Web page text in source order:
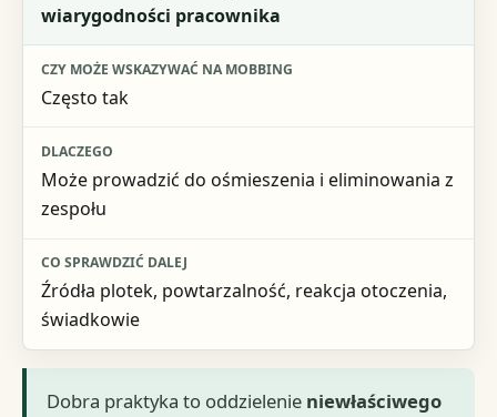
wiarygodności pracownika
Często tak
Może prowadzić do ośmieszenia i eliminowania z
zespołu
Źródła plotek, powtarzalność, reakcja otoczenia,
świadkowie
Dobra praktyka to oddzielenie niewłaściwego